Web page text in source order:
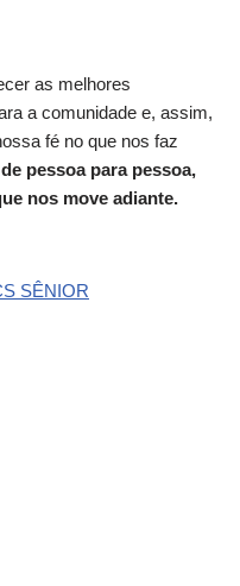
as melhores
a comunidade e, assim,
fé no que nos faz
pessoa para pessoa,
nos move adiante.
SÊNIOR